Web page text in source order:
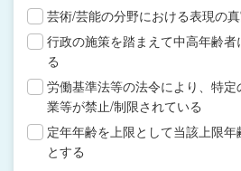
芸術/芸能の分野における表現の
行政の施策を踏まえて中高年齢
る
労働基準法等の法令により、特
業等が禁止/制限されている
定年年齢を上限として当該上限
とする